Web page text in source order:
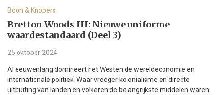
Boon & Knopers
Bretton Woods III: Nieuwe uniforme
waardestandaard (Deel 3)
25 oktober 2024
Al eeuwenlang domineert het Westen de wereldeconomie en
internationale politiek. Waar vroeger kolonialisme en directe
uitbuiting van landen en volkeren de belangrijkste middelen waren